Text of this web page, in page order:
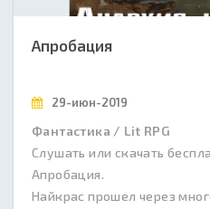
Апробация
29-июн-2019
Фантастика / Lit RPG
Слушать или скачать
Апробация.
Найкрас прошел через